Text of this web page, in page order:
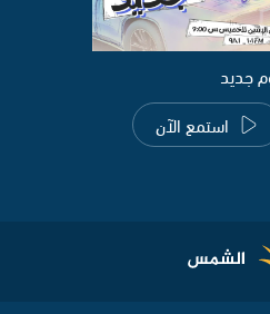
جديد
استمع الآن